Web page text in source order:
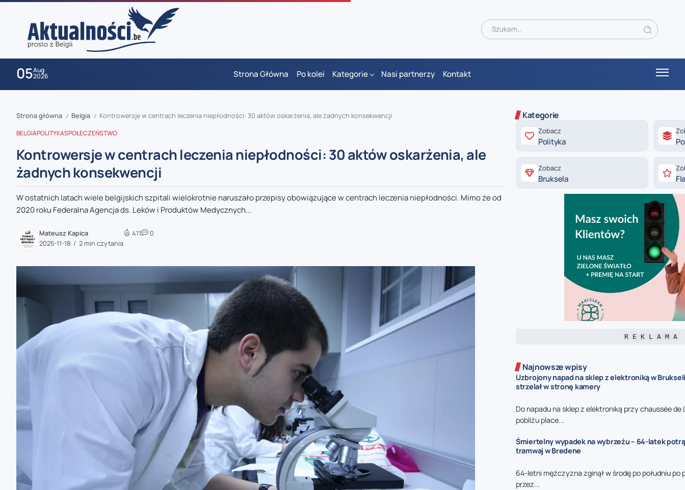
05Aug
2026 Strona Główna Po kolei Kategorie Nasi partnerzy Kontakt
zaobserwuj nas
zaobserwuj nas
zaobserwuj nas
zaobserwuj nas
Strona główna / Belgia / Kontrowersje w centrach leczenia niepłodności: 30 aktów oskarżenia, ale żadnych konsekwencji
BELGIAPOLITYKASPOŁECZEŃSTWO
Kontrowersje w centrach leczenia niepłodności: 30 aktów oskarżenia, ale
żadnych konsekwencji
W ostatnich latach wiele belgijskich szpitali wielokrotnie naruszało przepisy obowiązujące w centrach leczenia niepłodności. Mimo że od
2020 roku Federalna Agencja ds. Leków i Produktów Medycznych...
Mateusz Kapica
2025-11-18
2 min czytania
411 0
Kategorie
Zobacz
Polityka
Zobacz
Bruksela
R E K L A M A
Najnowsze wpisy
Uzbrojony napad na sklep z elektroniką w
strzelał w stronę kamery
Do napadu na sklep z elektroniką przy chaussée de
pobliżu place...
Śmiertelny wypadek na wybrzeżu – 64-latek
tramwaj w Bredene
64-letni mężczyzna zginął w środę po południu po
przez...